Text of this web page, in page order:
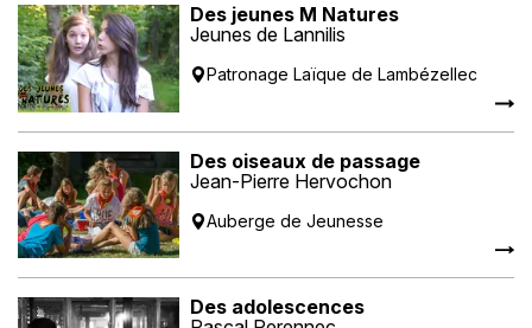
Des jeunes M Natures
Jeunes de Lannilis
Patronage Laïque de Lambézellec
Des oiseaux de passage
Jean-Pierre Hervochon
Auberge de Jeunesse
Des adolescences